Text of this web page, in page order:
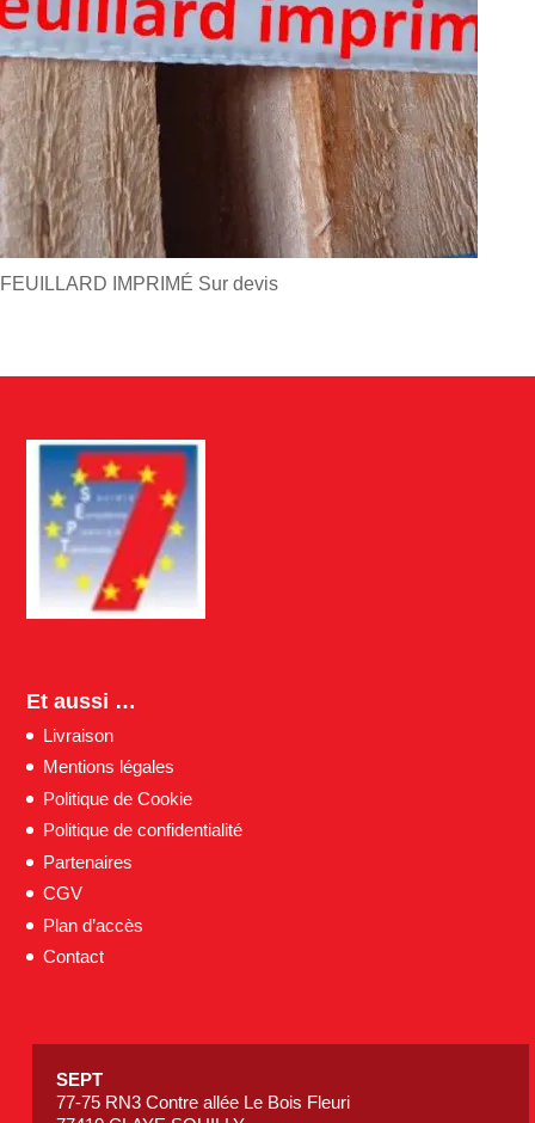
FEUILLARD IMPRIMÉ Sur devis
Et aussi …
Livraison
Mentions légales
Politique de Cookie
Politique de confidentialité
Partenaires
CGV
Plan d’accès
Contact
SEPT
77-75 RN3 Contre allée Le Bois Fleuri